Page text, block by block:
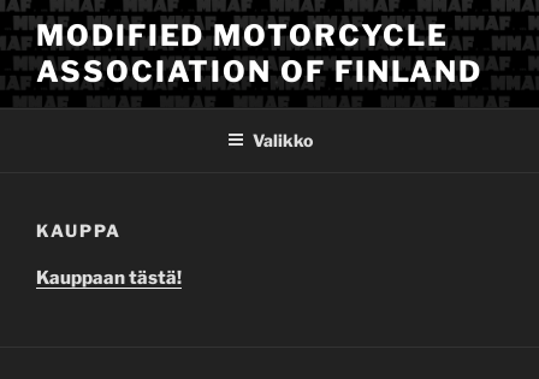
Siirry
sisältöönMODIFIED MOTORCYCLE
ASSOCIATION OF FINLAND
Valikko
KAUPPA
Kauppaan tästä!